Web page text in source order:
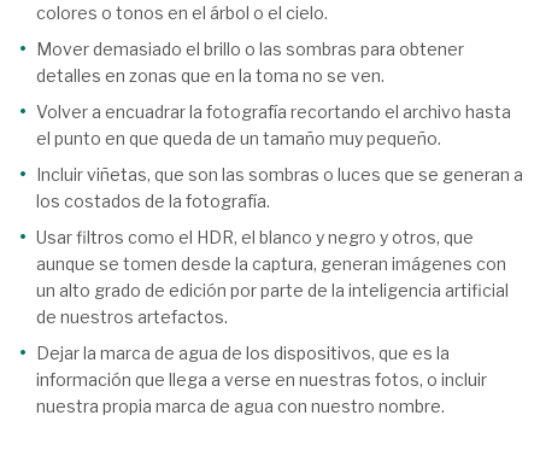
colores o tonos en el árbol o el cielo.
Mover demasiado el brillo o las sombras para obtener
detalles en zonas que en la toma no se ven.
Volver a encuadrar la fotografía recortando el archivo hasta
el punto en que queda de un tamaño muy pequeño.
Incluir viñetas, que son las sombras o luces que se generan a
los costados de la fotografía.
Usar filtros como el HDR, el blanco y negro y otros, que
aunque se tomen desde la captura, generan imágenes con
un alto grado de edición por parte de la inteligencia artificial
de nuestros artefactos.
Dejar la marca de agua de los dispositivos, que es la
información que llega a verse en nuestras fotos, o incluir
nuestra propia marca de agua con nuestro nombre.